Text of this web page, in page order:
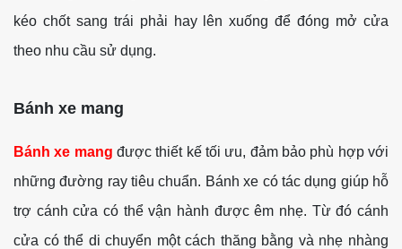
kéo chốt sang trái phải hay lên xuống để đóng mở cửa
theo nhu cầu sử dụng.
Bánh xe mang
Bánh xe mang được thiết kế tối ưu, đảm bảo phù hợp với
những đường ray tiêu chuẩn. Bánh xe có tác dụng giúp hỗ
trợ cánh cửa có thể vận hành được êm nhẹ. Từ đó cánh
cửa có thể di chuyển một cách thăng bằng và nhẹ nhàng